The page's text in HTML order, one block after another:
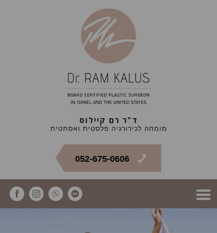
ד"ר רם קיילוס
מומחה לכירורגיה פלסטית ואסתטית
052-675-0606